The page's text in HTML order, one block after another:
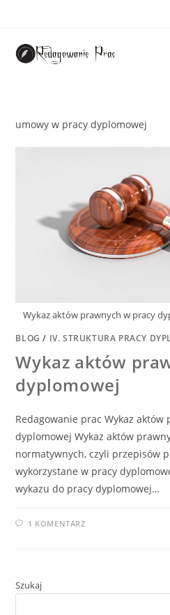
umowy w pracy dyplomowej
Wykaz aktów prawnych w pracy
BLOG / IV. STRUKTURA PRACY
Wykaz aktów
dyplomowej
Redagowanie prac Wykaz
dyplomowej Wykaz aktów
normatywnych, czyli przepisów
wykorzystane w pracy
wykazu do pracy dyplomowej…
1 KOMENTARZ
Szukaj